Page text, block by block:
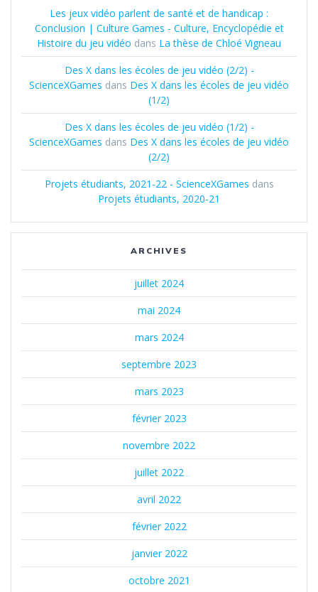
Les jeux vidéo parlent de santé et de handicap :
Conclusion | Culture Games - Culture, Encyclopédie et
Histoire du jeu vidéo dans La thèse de Chloé Vigneau
Des X dans les écoles de jeu vidéo (2/2) -
ScienceXGames dans Des X dans les écoles de jeu vidéo
(1/2)
Des X dans les écoles de jeu vidéo (1/2) -
ScienceXGames dans Des X dans les écoles de jeu vidéo
(2/2)
Projets étudiants, 2021-22 - ScienceXGames dans
Projets étudiants, 2020-21
ARCHIVES
juillet 2024
mai 2024
mars 2024
septembre 2023
mars 2023
février 2023
novembre 2022
juillet 2022
avril 2022
février 2022
janvier 2022
octobre 2021